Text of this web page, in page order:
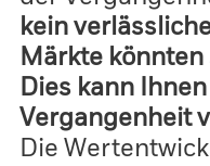
kein
Märkte
Dies kann
Vergangenheit
Die